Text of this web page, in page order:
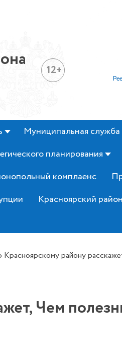
12+
Муниципальная служба
планирования
комплаенс
Красноярский
району
Чем